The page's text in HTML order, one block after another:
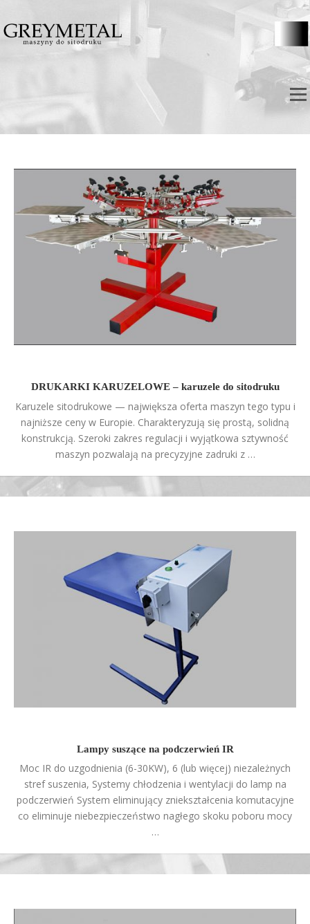
Menu
DRUKARKI KARUZELOWE – karuzele do sitodruku
Karuzele sitodrukowe — największa oferta maszyn tego typu i
najniższe ceny w Europie. Charakteryzują się prostą, solidną
konstrukcją. Szeroki zakres regulacji i wyjątkowa sztywność
maszyn pozwalają na precyzyjne zadruki z …
Lampy suszące na podczerwień IR
Moc IR do uzgodnienia (6-30KW), 6 (lub więcej) niezależnych
stref suszenia, Systemy chłodzenia i wentylacji do lamp na
podczerwień System eliminujący zniekształcenia komutacyjne
co eliminuje niebezpieczeństwo nagłego skoku poboru mocy
…